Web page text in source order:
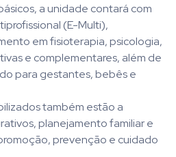
a unidade contará com
(E-Multi),
em fisioterapia, psicologia,
e complementares, além de
para gestantes, bebês e
também estão a
planejamento familiar e
prevenção e cuidado